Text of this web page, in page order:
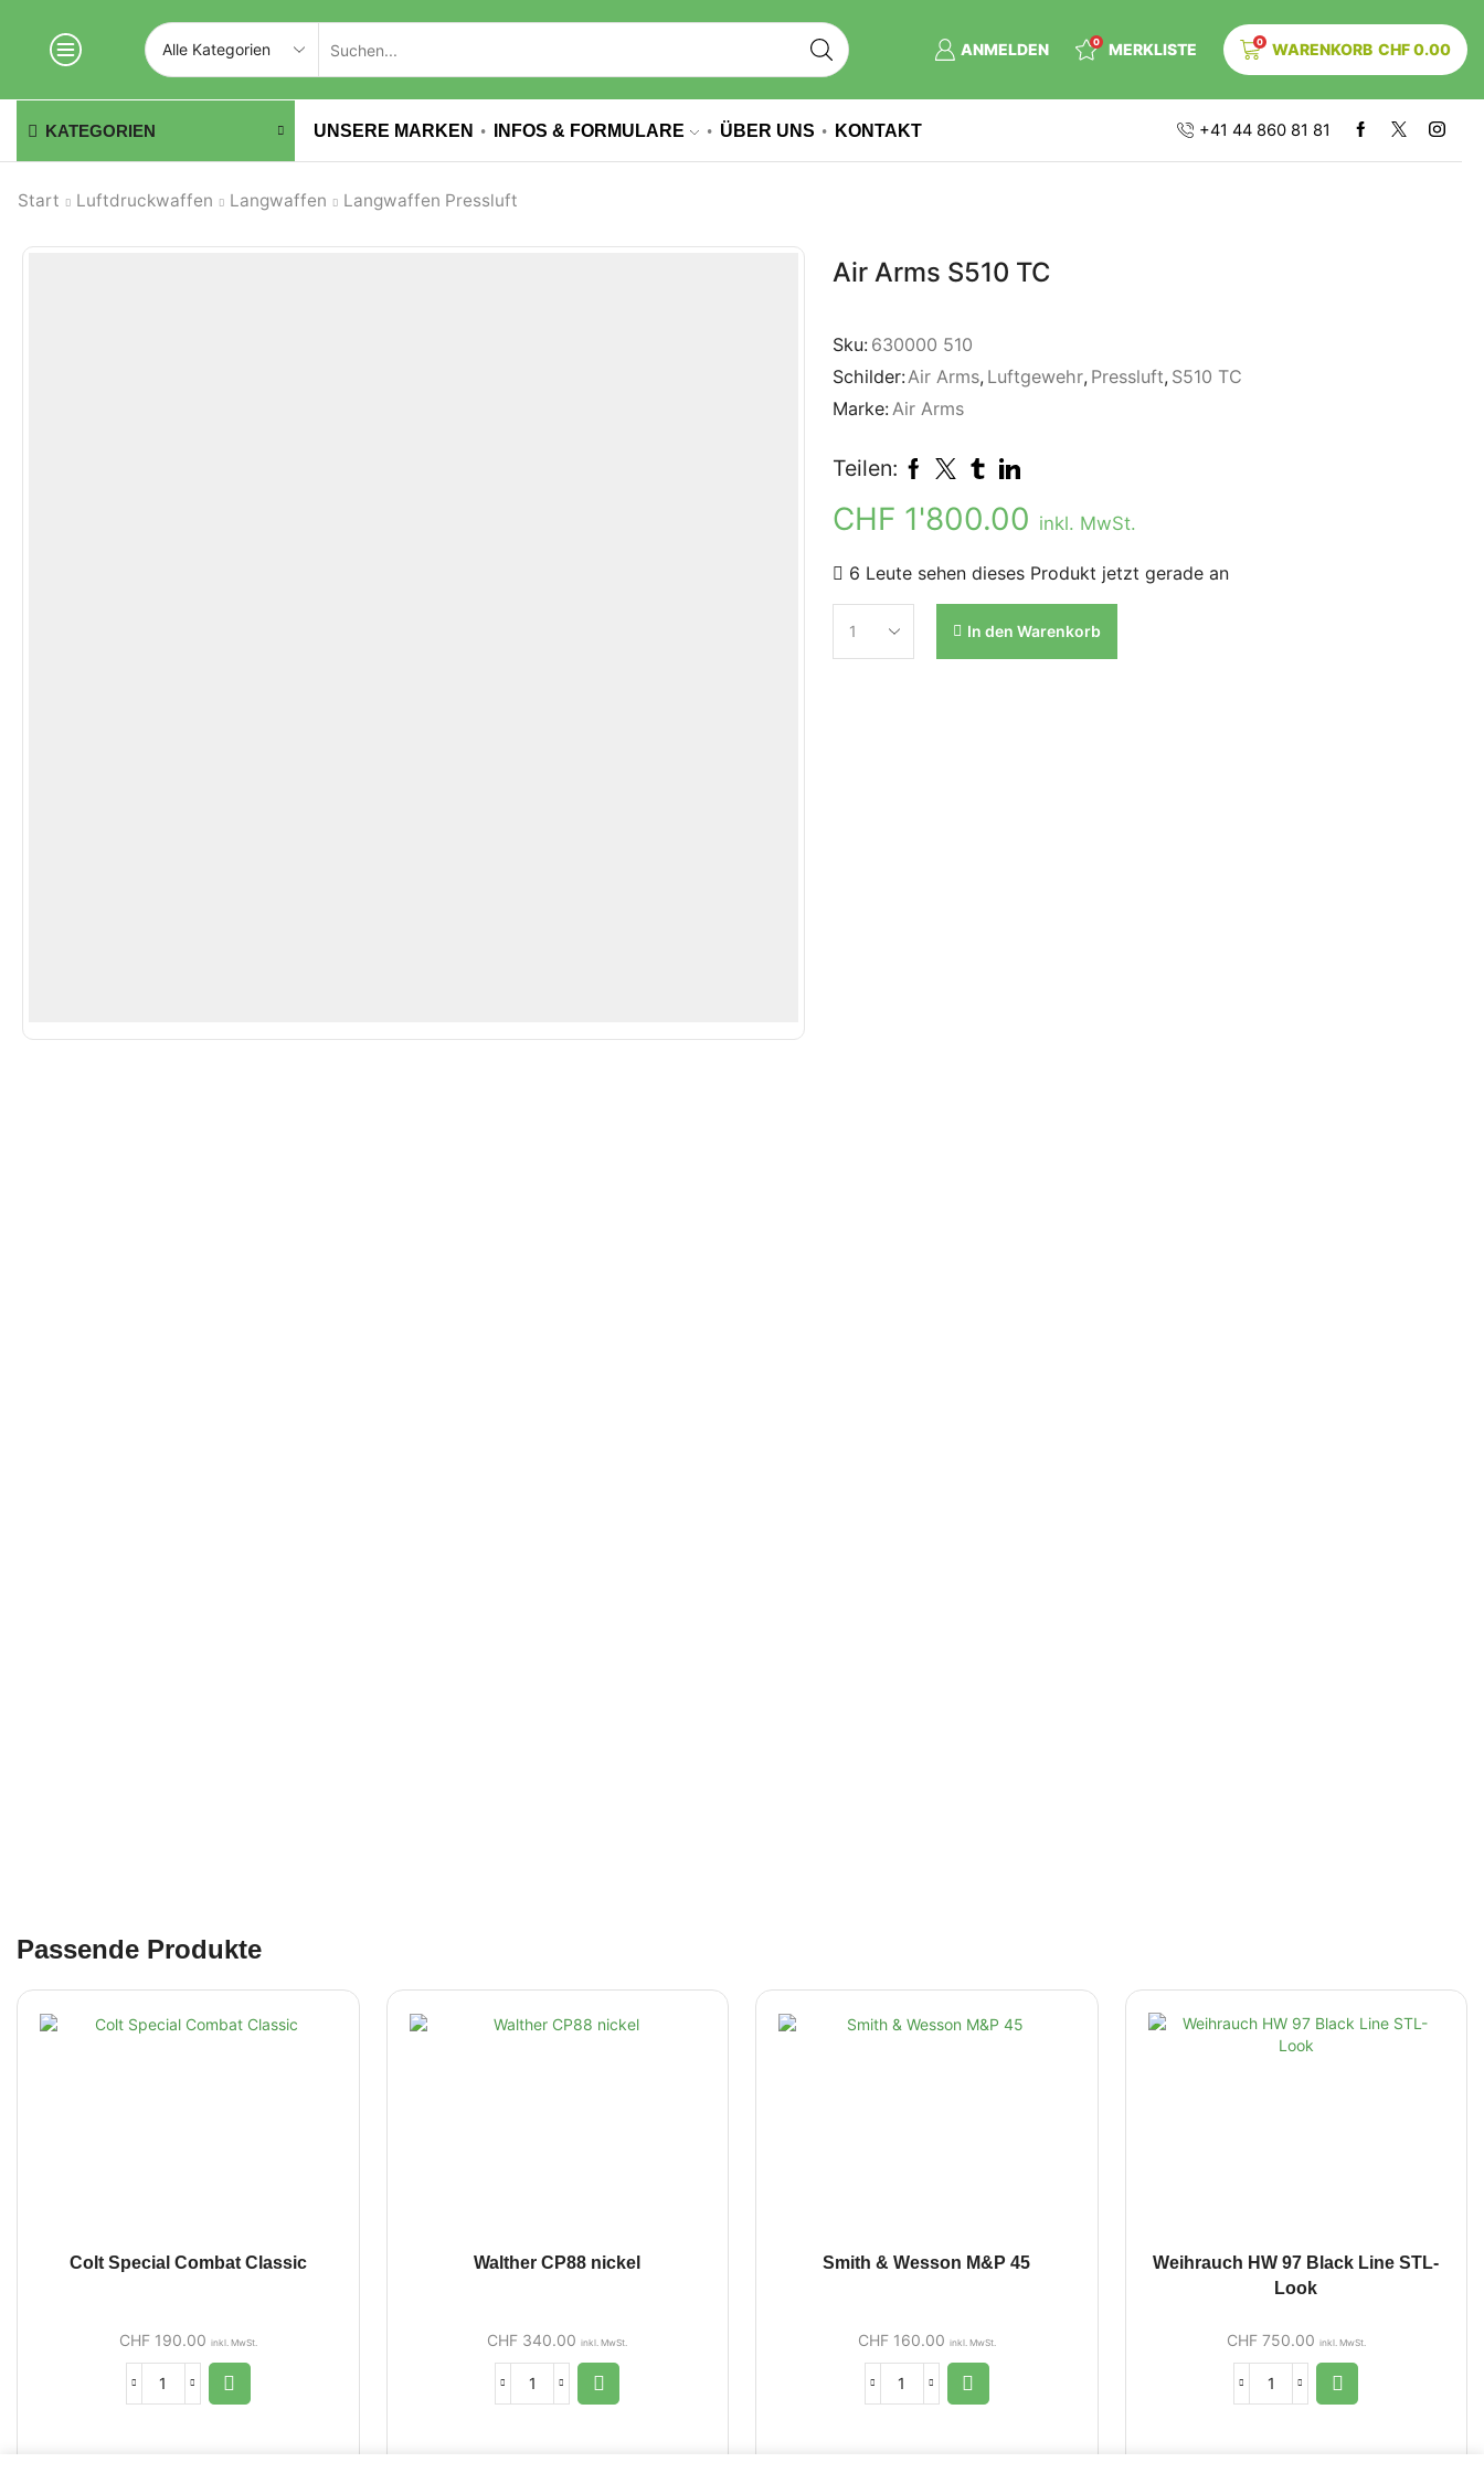
ANMELDEN 0 MERKLISTE 0 WARENKORB CHF0.00
KATEGORIEN UNSERE MARKEN INFOS & FORMULARE ÜBER UNS KONTAKT +41 44 860 81 81
Start Luftdruckwaffen Langwaffen Langwaffen Pressluft
Air Arms S510 TC
Sku: 630000 510
Schilder:Air Arms, Luftgewehr, Pressluft, S510 TC
Marke:Air Arms
Teilen:
CHF 1'800.00 inkl. MwSt.
6 Leute sehen dieses Produkt jetzt gerade an
In den Warenkorb
Passende Produkte
Colt Special Combat Classic
CHF190.00 inkl. MwSt.
Walther CP88 nickel
CHF 340.00 inkl. MwSt.
Smith & Wesson M&P 45
CHF160.00 inkl. MwSt.
Weihrauch HW 97 Black Line STL-
Look
CHF750.00 inkl. MwSt.